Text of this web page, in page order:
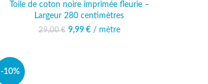
Toile de coton noire imprimée fleurie –
Largeur 280 centimètres
29,00€
Le prix initial était :
9,99 € Le prix actuel est :
/ mètre
-10%